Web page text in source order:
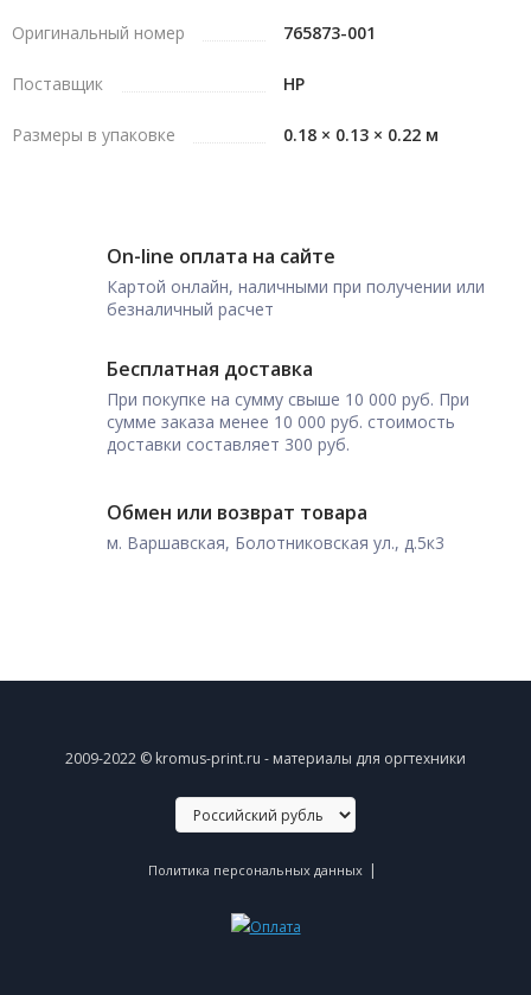
Оригинальный номер 765873-001
Поставщик HP
Размеры в упаковке 0.18 × 0.13 × 0.22 м
On-line оплата на сайте
Картой онлайн, наличными при получении или
безналичный расчет
Бесплатная доставка
При покупке на сумму свыше 10 000 руб. При
сумме заказа менее 10 000 руб. стоимость
доставки составляет 300 руб.
Обмен или возврат товара
м. Варшавская, Болотниковская ул., д.5к3
2009-2022 © kromus-print.ru - материалы для оргтехники
Политика персональных данных |